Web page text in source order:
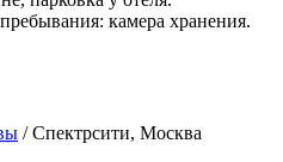
камера хранения.
/ Спектрсити, Москва